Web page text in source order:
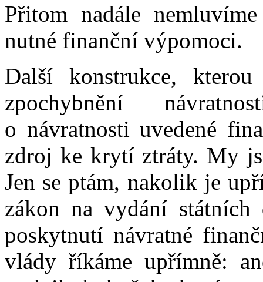
Přitom nadále
nutné finanční výpomoci.
Další konstrukce,
zpochybnění
o návratnosti uvedené
zdroj ke krytí ztráty. My
Jen se ptám, nakolik je
zákon na vydání
poskytnutí návratné
vlády říkáme upřímně: